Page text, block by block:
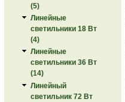
(5)
Линейные
светильники 18 Вт
(4)
Линейные
светильники 36 Вт
(14)
Линейный
светильник 72 Вт